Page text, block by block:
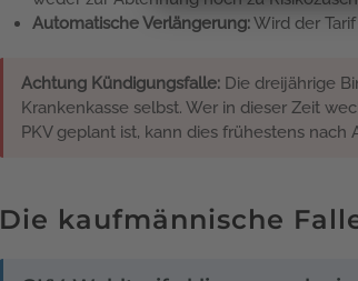
Automatische Verlängerung:Wird der
Achtung Kündigungsfalle: Die dreijährige
Krankenkasse selbst. Wer in dieser Zeit
PKV geplant ist, kann dies frühestens nach
Die kaufmännische